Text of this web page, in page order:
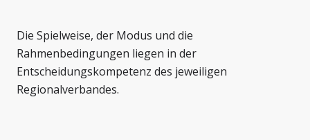
Die Spielweise, der Modus und die
Rahmenbedingungen liegen in der
Entscheidungskompetenz des jeweiligen
Regionalverbandes.